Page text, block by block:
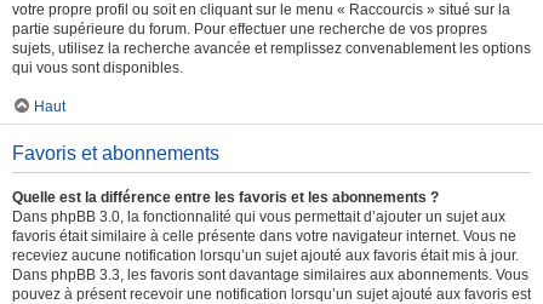
votre propre profil ou soit en cliquant sur le menu « Raccourcis » situé sur la
partie supérieure du forum. Pour effectuer une recherche de vos propres
sujets, utilisez la recherche avancée et remplissez convenablement les options
qui vous sont disponibles.
Haut
Favoris et abonnements
Quelle est la différence entre les favoris et les abonnements ?
Dans phpBB 3.0, la fonctionnalité qui vous permettait d’ajouter un sujet aux
favoris était similaire à celle présente dans votre navigateur internet. Vous ne
receviez aucune notification lorsqu’un sujet ajouté aux favoris était mis à jour.
Dans phpBB 3.3, les favoris sont davantage similaires aux abonnements. Vous
pouvez à présent recevoir une notification lorsqu’un sujet ajouté aux favoris est